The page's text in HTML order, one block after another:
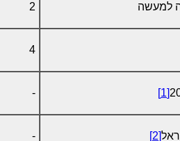
למעשה 2
4
[1]
-
[2]
-